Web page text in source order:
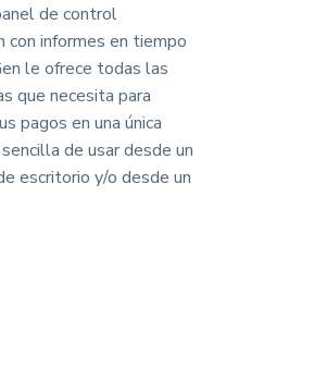
de control
con informes en tiempo
le ofrece todas las
que necesita para
pagos en una única
de usar desde un
escritorio y/o desde un